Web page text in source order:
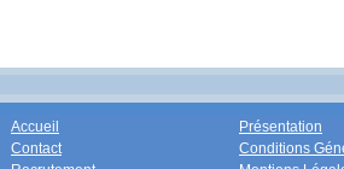
Accueil
Contact
Présentation
Conditions